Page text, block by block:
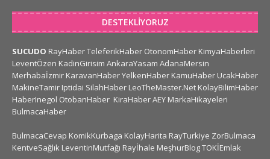
DESTEKLIYORUZ
SUCUDO RayHaberTeleferikHaber OtonomHaber KimyaHaberleri
LeventÖzen KadinGirisim AnkaraYasam AdanaMersin
Merhabaİzmir KaravanHaberYelkenHaber KamuHaber UcakHaber
MakineTamir Iptidai SilahHaber LeoTheMaster.Net KolayBilimHaber
HaberInegol OtobanHaber KiraHaberAEY MarkaHikayeleri
BulmacaHaber
BulmacaCevap KomikKurbaga KolayHarita RayTurkiye ZorBulmaca
KentveSağlık LeventinMutfağı Rayİhale MeşhurBlogTOKİEmlak